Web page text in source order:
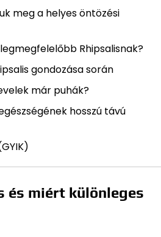
meg a helyes öntözési
Rhipsalisnak?
gondozása során
már puhák?
hosszú távú
és miért különleges